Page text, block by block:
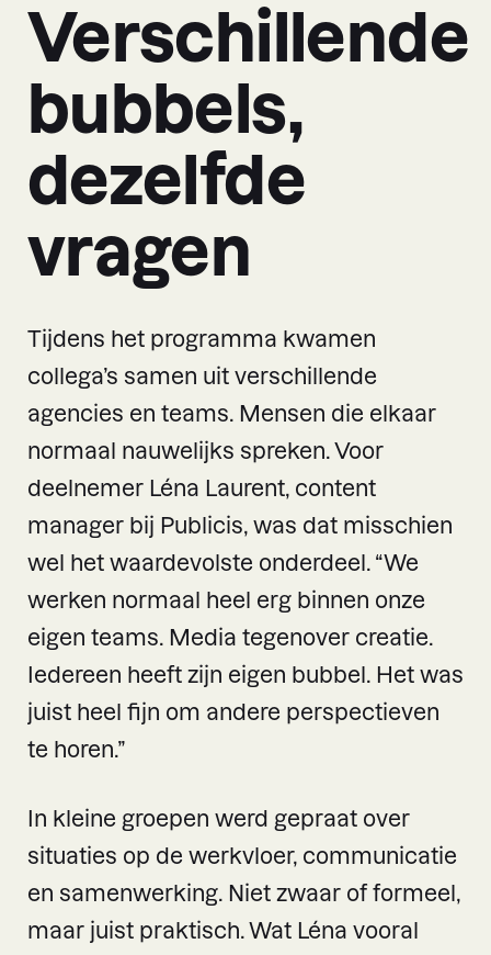
Verschillende
bubbels,
dezelfde
vragen
Tijdens het programma kwamen
collega’s samen uit verschillende
agencies en teams. Mensen die elkaar
normaal nauwelijks spreken. Voor
deelnemer Léna Laurent, content
manager bij Publicis, was dat misschien
wel het waardevolste onderdeel. “We
werken normaal heel erg binnen onze
eigen teams. Media tegenover creatie.
Iedereen heeft zijn eigen bubbel. Het was
juist heel fijn om andere perspectieven
te horen.”
In kleine groepen werd gepraat over
situaties op de werkvloer, communicatie
en samenwerking. Niet zwaar of formeel,
maar juist praktisch. Wat Léna vooral